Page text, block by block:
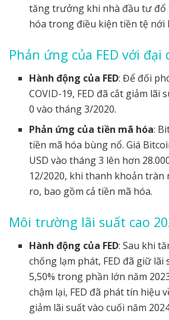
tăng trưởng khi nhà đầu tư đổ
hóa trong điều kiện tiền tệ nới
Phản ứng của FED với đại
Hành động của FED: Để đối
COVID-19, FED đã cắt giảm lãi
0 vào tháng 3/2020.
Phản ứng của tiền mã hóa:
tiền mã hóa bùng nổ. Giá
USD vào tháng 3 lên hơn
12/2020, khi thanh khoản tràn
ro, bao gồm cả tiền mã hóa.
Môi trường lãi suất cao
Hành động của FED: Sau khi
chống lạm phát, FED đã giữ lãi
5,50% trong phần lớn năm
chậm lại, FED đã phát tín hiệu
giảm lãi suất vào cuối năm